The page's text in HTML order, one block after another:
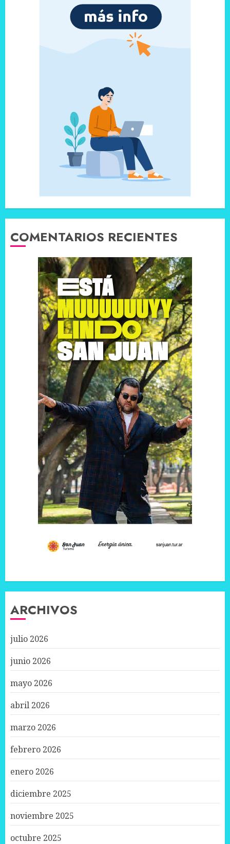
COMENTARIOS RECIENTES
ARCHIVOS
julio 2026
junio 2026
mayo 2026
abril 2026
marzo 2026
febrero 2026
enero 2026
diciembre 2025
noviembre 2025
octubre 2025